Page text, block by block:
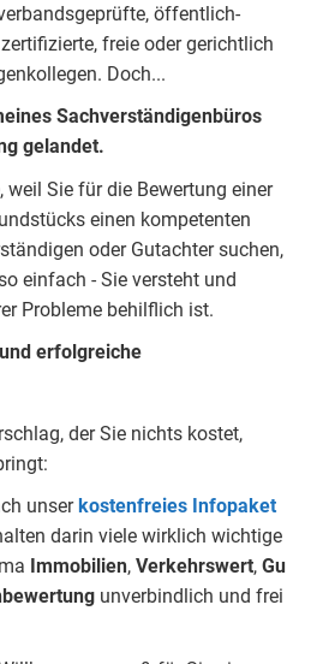
öffentlich-
freie oder gerichtlich
en. Doch...
Sachverständigenbüros
gelandet.
weil Sie für die Bewertung einer
einen kompetenten
oder Gutachter suchen,
einfach - Sie versteht und
Probleme behilflich ist.
erfolgreiche
der Sie nichts kostet,
unser kostenfreies Infopaket
darin viele wirklich wichtige
Immobilien, Verkehrswert, Gu
unverbindlich und frei